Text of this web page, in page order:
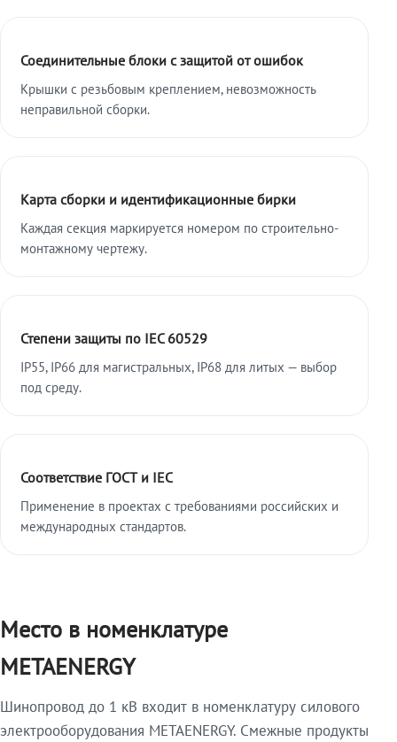
Соединительные блоки с защитой от ошибок
Крышки с резьбовым креплением, невозможность
неправильной сборки.
Карта сборки и идентификационные бирки
Каждая секция маркируется номером по строительно-
монтажному чертежу.
Степени защиты по IEC 60529
IP55, IP66 для магистральных, IP68 для литых — выбор
под среду.
Соответствие ГОСТ и IEC
Применение в проектах с требованиями российских и
международных стандартов.
Место в номенклатуре
METAENERGY
Шинопровод до 1 кВ входит в номенклатуру силового
электрооборудования METAENERGY. Смежные продукты